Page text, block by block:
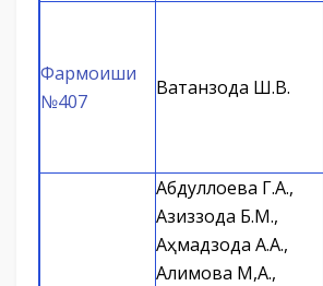
Фармоиши
№407
Ватанзода Ш.В.
Абдуллоева Г.А.,
Азиззода Б.М.,
Аҳмадзода А.А.,
Алимова М,А.,